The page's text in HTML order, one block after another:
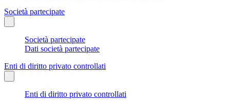
Società partecipate
Società partecipate
Dati società partecipate
Enti di diritto privato controllati
Enti di diritto privato controllati